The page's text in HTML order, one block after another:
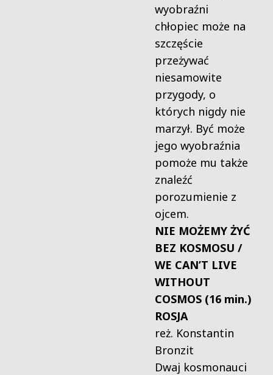
wyobraźni
chłopiec może na
szczęście
przeżywać
niesamowite
przygody, o
których nigdy nie
marzył. Być może
jego wyobraźnia
pomoże mu także
znaleźć
porozumienie z
ojcem.
NIE MOŻEMY ŻYĆ
BEZ KOSMOSU /
WE CAN’T LIVE
WITHOUT
COSMOS (16 min.)
ROSJA
reż. Konstantin
Bronzit
Dwaj kosmonauci